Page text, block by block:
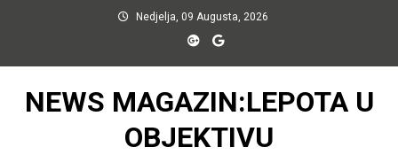
Nedjelja, 09 Augusta, 2026
NEWS MAGAZIN:LEPOTA U
OBJEKTIVU